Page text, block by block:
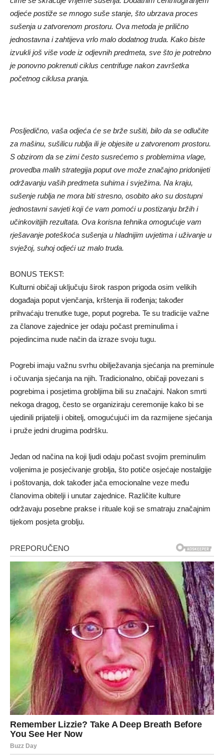
odjeće postiže se mnogo suše stanje, što ubrzava proces
sušenja u zatvorenom prostoru. Ova metoda je prilično
jednostavna i zahtijeva vrlo malo dodatnog truda. Kako biste
izvukli još više vode iz odjevnih predmeta, sve što je potrebno
je ponovno pokrenuti ciklus centrifuge nakon završetka
početnog ciklusa pranja.
Posljedično, vaša odjeća će se brže sušiti, bilo da se odlučite
za mašinu, sušilicu rublja ili je objesite u zatvorenom prostoru.
S obzirom da se zimi često susrećemo s problemima vlage,
provedba malih strategija poput ove može značajno pridonijeti
održavanju vaših predmeta suhima i svježima. Na kraju,
sušenje rublja ne mora biti stresno, osobito ako su dostupni
jednostavni savjeti koji će vam pomoći u postizanju bržih i
učinkovitijih rezultata. Ova korisna tehnika omogućuje vam
rješavanje poteškoća sušenja u hladnijim uvjetima i uživanje u
svježoj, suhoj odjeći uz malo truda.
BONUS TEKST:
Kulturni običaji uključuju širok raspon prigoda osim velikih
događaja poput vjenčanja, krštenja ili rođenja; također
prihvaćaju trenutke tuge, poput pogreba. Te su tradicije važne
za članove zajednice jer odaju počast preminulima i
pojedincima nude način da izraze svoju tugu.
Pogrebi imaju važnu svrhu obilježavanja sjećanja na preminule
i očuvanja sjećanja na njih. Tradicionalno, običaji povezani s
pogrebima i posjetima grobljima bili su značajni. Nakon smrti
nekoga dragog, često se organiziraju ceremonije kako bi se
ujedinili prijatelji i obitelj, omogućujući im da razmijene sjećanja
i pruže jedni drugima podršku.
Jedan od načina na koji ljudi odaju počast svojim preminulim
voljenima je posjećivanje groblja, što potiče osjećaje nostalgije
i poštovanja, dok također jača emocionalne veze među
članovima obitelji i unutar zajednice. Različite kulture
održavaju posebne prakse i rituale koji se smatraju značajnim
tijekom posjeta groblju.